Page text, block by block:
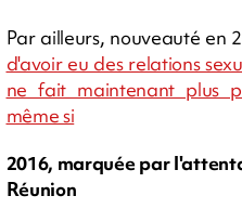
Par ailleurs, nouveauté en
d'avoir eu des relations
ne fait maintenant plus
même si
2016, marquée par
Réunion